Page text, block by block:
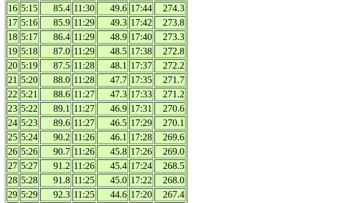
16 5:15 85.4 11:30 49.6 17:44
274.3
17 5:16 85.9 11:29 49.3 17:42
273.8
18 5:17 86.4 11:29 48.9 17:40
273.3
19 5:18 87.0 11:29 48.5 17:38
272.8
20 5:19 87.5 11:28 48.1 17:37
272.2
21 5:20 88.0 11:28 47.7 17:35
271.7
22 5:21 88.6 11:27 47.3 17:33
271.2
23 5:22 89.1 11:27 46.9 17:31
270.6
24 5:23 89.6 11:27 46.5 17:29
270.1
25 5:24 90.2 11:26 46.1 17:28
269.6
26 5:26 90.7 11:26 45.8 17:26
269.0
27 5:27 91.2 11:26 45.4 17:24
268.5
28 5:28 91.8 11:25 45.0 17:22
268.0
29 5:29 92.3 11:25 44.6 17:20 267.4